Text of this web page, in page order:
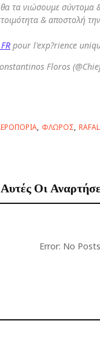
θα τα νιώσουμε
& αποστολή
pour l'exp?rience
Floros
ΦΛΩΡΟΣ
Οι
Error: No